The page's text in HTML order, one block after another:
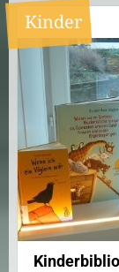
Kinder